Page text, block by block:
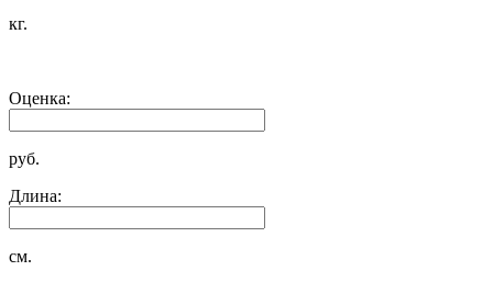
кг.
Оценка:
руб.
Длина:
см.